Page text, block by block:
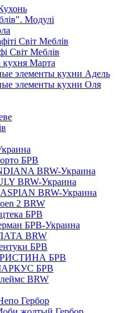
Модулі
Світ Меблів
Світ Меблів
Марта
элементы кухни Адель
элементы кухни Оля
БРВ
BRW-Украина
BRW-Украина
BRW-Украина
2 BRW
БРВ
БРВ-Украина
BRW
БРВ
БРВ
БРВ
BRW
Гербор